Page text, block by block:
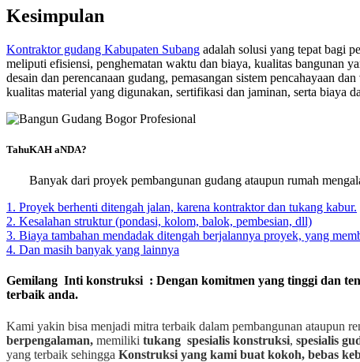
Kesimpulan
Kontraktor gudang Kabupaten Subang adalah solusi yang tepat bagi
meliputi efisiensi, penghematan waktu dan biaya, kualitas bangunan
desain dan perencanaan gudang, pemasangan sistem pencahayaan
kualitas material yang digunakan, sertifikasi dan jaminan, serta biaya
TahuKAH aNDA?
Banyak dari proyek pembangunan gudang ataupun rumah
1. Proyek berhenti ditengah jalan, karena kontraktor dan tukang kabur.
2. Kesalahan struktur (pondasi, kolom, balok, pembesian, dll)
3. Biaya tambahan mendadak ditengah berjalannya proyek, yang
4. Dan masih banyak yang lainnya
Gemilang Inti konstruksi : Dengan komitmen yang tinggi dan
terbaik anda.
Kami yakin bisa menjadi mitra terbaik dalam pembangunan ataupun
berpengalaman, memiliki tukang spesialis konstruksi, spesialis
yang terbaik sehingga Konstruksi yang kami buat kokoh, bebas